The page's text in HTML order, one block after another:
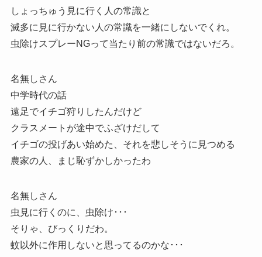
しょっちゅう見に行く人の常識と
滅多に見に行かない人の常識を一緒にしないでくれ。
虫除けスプレーNGって当たり前の常識ではないだろ。
名無しさん
中学時代の話
遠足でイチゴ狩りしたんだけど
クラスメートが途中でふざけだして
イチゴの投げあい始めた、それを悲しそうに見つめる
農家の人、まじ恥ずかしかったわ
名無しさん
虫見に行くのに、虫除け･･･
そりゃ、びっくりだわ。
蚊以外に作用しないと思ってるのかな･･･